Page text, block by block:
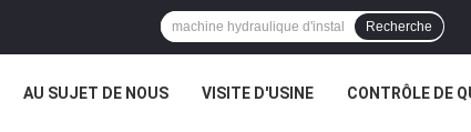
Recherche
AU SUJET DE NOUS VISITE D'USINE CONTRÔLE DE